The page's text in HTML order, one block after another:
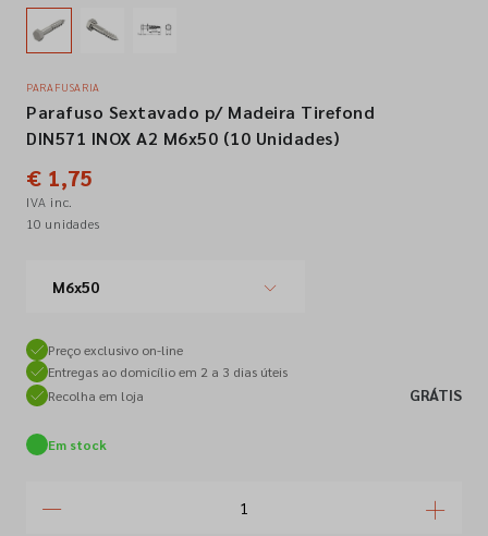
Contactos
Siga-nos nas redes sociais
PARAFUSARIA
Parafuso Sextavado p/ Madeira Tirefond
DIN571 INOX A2 M6x50 (10 Unidades)
€ 1,75
IVA inc.
10 unidades
M6x50
Preço exclusivo on-line
Entregas ao domicílio em 2 a 3 dias úteis
Recolha em loja
GRÁTIS
Em stock